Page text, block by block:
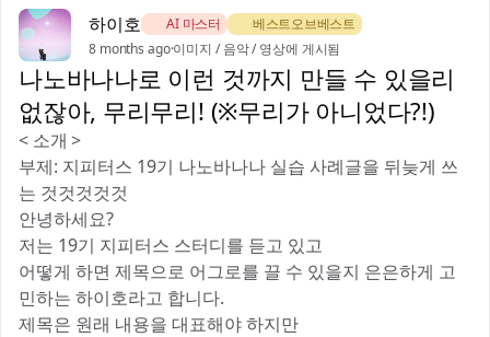
하이호
🏅 AI 마스터
🏅 베스트오브베스트
8 months ago·이미지 / 음악 / 영상에 게시됨
나노바나나로 이런 것까지 만들 수 있을리
없잖아, 무리무리! (※무리가 아니었다?!)
< 소개 >
부제: 지피터스 19기 나노바나나 실습 사례글을 뒤늦게 쓰
는 것것것것것
안녕하세요?
저는 19기 지피터스 스터디를 듣고 있고
어떻게 하면 제목으로 어그로를 끌 수 있을지 은은하게 고
민하는 하이호라고 합니다.
제목은 원래 내용을 대표해야 하지만